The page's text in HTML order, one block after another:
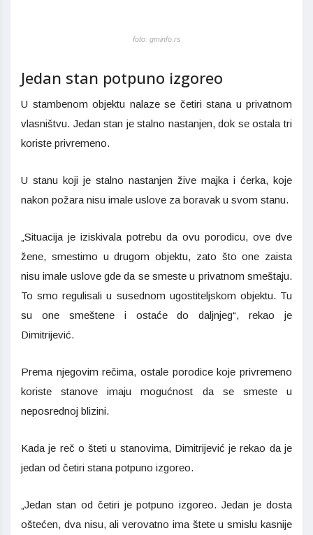
foto: gminfo.rs
Jedan stan potpuno izgoreo
U stambenom objektu nalaze se četiri stana u privatnom
vlasništvu. Jedan stan je stalno nastanjen, dok se ostala tri
koriste privremeno.
U stanu koji je stalno nastanjen žive majka i ćerka, koje
nakon požara nisu imale uslove za boravak u svom stanu.
„Situacija je iziskivala potrebu da ovu porodicu, ove dve
žene, smestimo u drugom objektu, zato što one zaista
nisu imale uslove gde da se smeste u privatnom smeštaju.
To smo regulisali u susednom ugostiteljskom objektu. Tu
su one smeštene i ostaće do daljnjeg“, rekao je
Dimitrijević.
Prema njegovim rečima, ostale porodice koje privremeno
koriste stanove imaju mogućnost da se smeste u
neposrednoj blizini.
Kada je reč o šteti u stanovima, Dimitrijević je rekao da je
jedan od četiri stana potpuno izgoreo.
„Jedan stan od četiri je potpuno izgoreo. Jedan je dosta
oštećen, dva nisu, ali verovatno ima štete u smislu kasnije